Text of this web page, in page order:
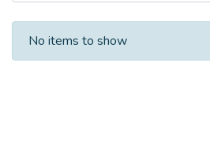
Recent Submissions
No items to show